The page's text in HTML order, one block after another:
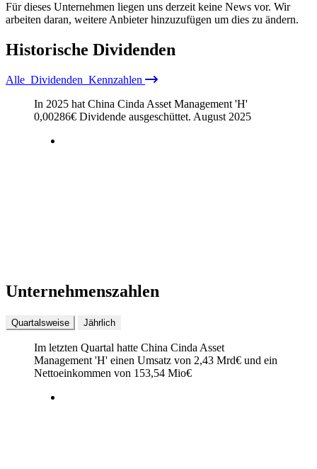
Für dieses Unternehmen liegen uns derzeit keine News vor. Wir
arbeiten daran, weitere Anbieter hinzuzufügen um dies zu ändern.
Historische Dividenden
Alle Dividenden Kennzahlen
In 2025 hat China Cinda Asset Management 'H'
0,00286€ Dividende ausgeschüttet. August 2025
Unternehmenszahlen
Quartalsweise Jährlich
Im letzten Quartal hatte China Cinda Asset
Management 'H' einen Umsatz von 2,43 Mrd€ und ein
Nettoeinkommen von 153,54 Mio€